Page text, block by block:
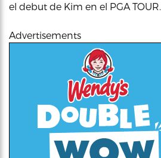
el debut de Kim en el PGA TOUR.
Advertisements